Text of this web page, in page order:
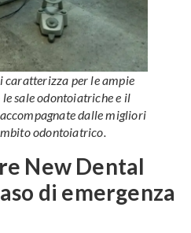
per le ampie
sale odontoiatriche e il
dalle migliori
odontoiatrico.
New Dental
di emergenza